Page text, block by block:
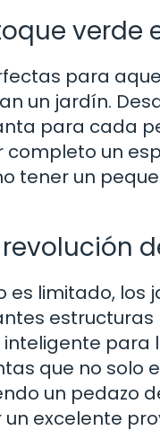
verde
para
un jardín.
para cada
un
tener un
es limitado,
que no solo
un pedazo
excelente